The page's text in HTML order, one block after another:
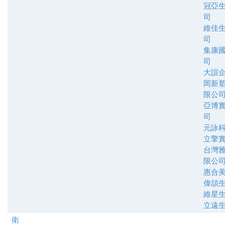
冠亞
司
維佳
司
集康
司
大誼
岡新
限公
亞博
司
元詠
立擎
台灣
限公
惠合
偉頡
維星
立遠
衛